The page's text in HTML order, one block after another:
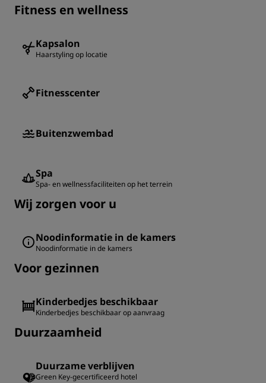
Fitness en wellness
Kapsalon
Haarstyling op locatie
Fitnesscenter
Buitenzwembad
Spa
Spa- en wellnessfaciliteiten op het terrein
Wij zorgen voor u
Noodinformatie in de kamers
Noodinformatie in de kamers
Voor gezinnen
Kinderbedjes beschikbaar
Kinderbedjes beschikbaar op aanvraag
Duurzaamheid
Duurzame verblijven
Green Key-gecertificeerd hotel